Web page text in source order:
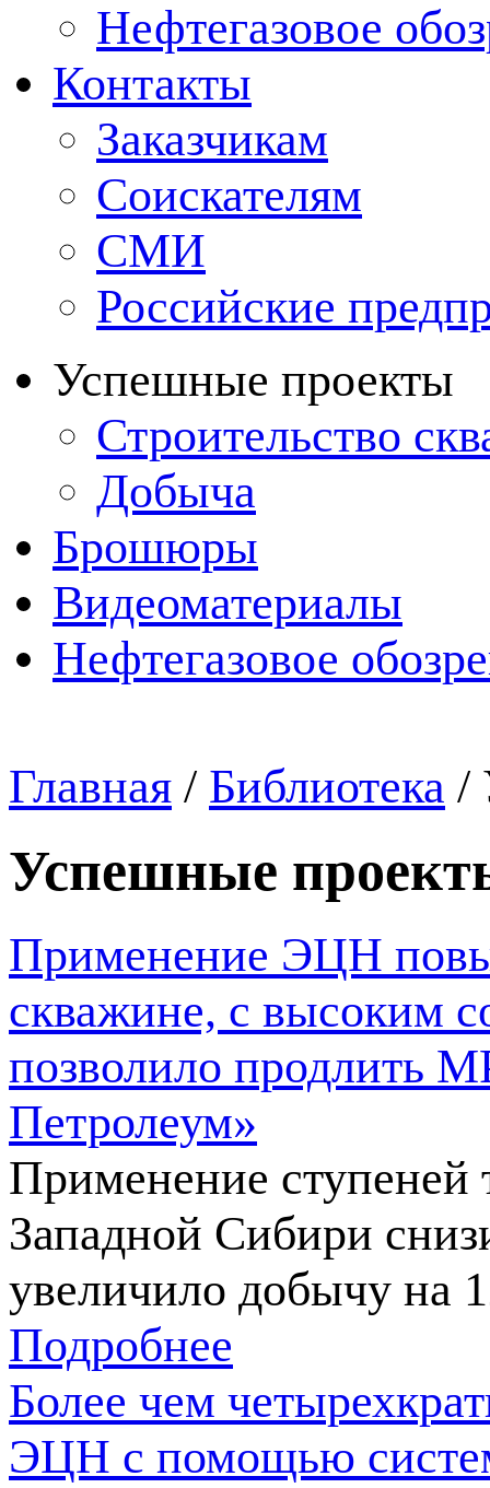
Нефтегазовое
Контакты
Заказчикам
Соискателям
СМИ
Российские
Успешные проекты
Строительство
Добыча
Брошюры
Видеоматериалы
Нефтегазовое
Главная / Библиотека /
Успешные
Применение ЭЦН
скважине, с высоким
позволило продлить
Петролеум»
Применение ступеней
Западной Сибири
увеличило добычу на
Подробнее
Более чем
ЭЦН с помощью